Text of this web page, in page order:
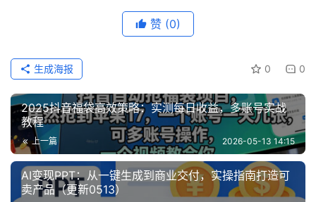
赞 (0)
0 0
生成海报
2025抖音福袋高效策略：实测每日收益，多账号实战
教程
上一篇 2026-05-13 14:15
AI变现PPT：从一键生成到商业交付，实操指南打造可
卖产品（更新0513）